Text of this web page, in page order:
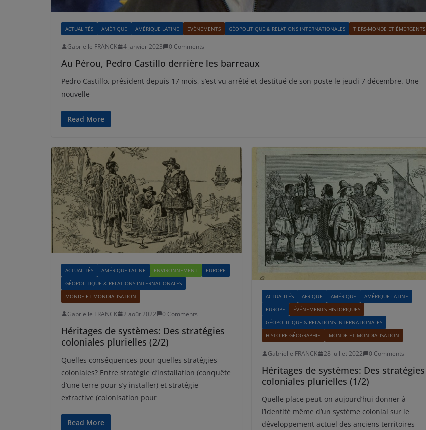
ACTUALITÉS AMÉRIQUE AMÉRIQUE LATINE EVÉNEMENTS GÉOPOLITIQUE & RELATIONS INTERNATIONALES TIERS-MONDE ET ÉMERGENTS
Gabrielle FRANCK 4 janvier 2023 0 Comments
Au Pérou, Pedro Castillo derrière les barreaux
Pedro Castillo, président depuis 17 mois, s’est vu arrêté et destitué de son poste le jeudi 7 décembre. Une
nouvelle
Read More
ACTUALITÉS AMÉRIQUE LATINE ENVIRONNEMENT
EUROPE
GÉOPOLITIQUE & RELATIONS INTERNATIONALES
MONDE ET MONDIALISATION
Gabrielle FRANCK 2 août 2022 0 Comments
Héritages de systèmes: Des stratégies
coloniales plurielles (2/2)
Quelles conséquences pour quelles stratégies
coloniales? Entre stratégie d’installation (conquête
d’une terre pour s’y installer) et stratégie
extractive (colonisation pour
Read More
ACTUALITÉS AFRIQUE AMÉRIQUE
AMÉRIQUE LATINE
EUROPE
ÉVÉNEMENTS HISTORIQUES
GÉOPOLITIQUE & RELATIONS INTERNATIONALES
HISTOIRE-GÉOGRAPHIE
MONDE ET MONDIALISATION
Gabrielle FRANCK 28 juillet 2022 0 Comments
Héritages de systèmes: Des stratégies
coloniales plurielles (1/2)
Quelle place peut-on aujourd’hui donner à
l’identité même d’un système colonial sur le
développement actuel des anciens territoires